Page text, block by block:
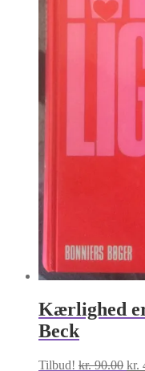
Kærlighed
Beck
Tilbud! kr.90.00 kr.